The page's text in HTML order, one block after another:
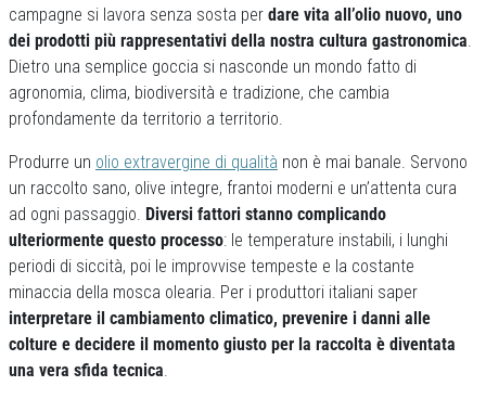
campagne si lavora senza sosta per dare vita all’olio nuovo, uno
dei prodotti più rappresentativi della nostra cultura gastronomica.
Dietro una semplice goccia si nasconde un mondo fatto di
agronomia, clima, biodiversità e tradizione, che cambia
profondamente da territorio a territorio.
Produrre un olio extravergine di qualità non è mai banale. Servono
un raccolto sano, olive integre, frantoi moderni e un’attenta cura
ad ogni passaggio. Diversi fattori stanno complicando
ulteriormente questo processo: le temperature instabili, i lunghi
periodi di siccità, poi le improvvise tempeste e la costante
minaccia della mosca olearia. Per i produttori italiani saper
interpretare il cambiamento climatico, prevenire i danni alle
colture e decidere il momento giusto per la raccolta è diventata
una vera sfida tecnica.